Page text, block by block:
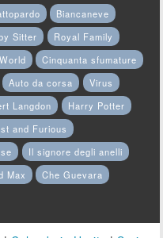
Biancaneve
Sitter
Royal Family
Cinquanta sfumature
Auto da corsa
Virus
Langdon
Harry Potter
and Furious
Il signore degli anelli
Max
Che Guevara